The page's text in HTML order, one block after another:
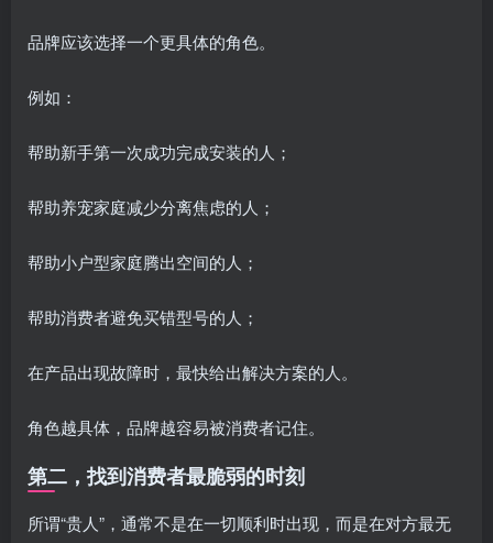
品牌应该选择一个更具体的角色。
例如：
帮助新手第一次成功完成安装的人；
帮助养宠家庭减少分离焦虑的人；
帮助小户型家庭腾出空间的人；
帮助消费者避免买错型号的人；
在产品出现故障时，最快给出解决方案的人。
角色越具体，品牌越容易被消费者记住。
第二，找到消费者最脆弱的时刻
所谓“贵人”，通常不是在一切顺利时出现，而是在对方最无